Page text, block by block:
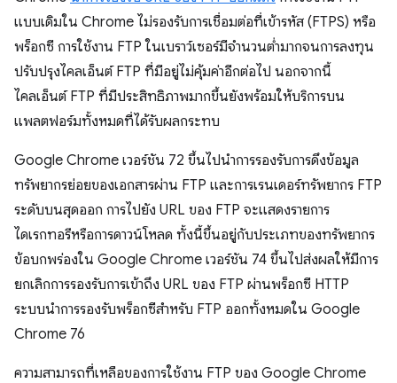
แบบเดิมใน Chrome ไม่รองรับการเชื่อมต่อที่เข้ารหัส (FTPS) หรือ
พร็อกซี การใช้งาน FTP ในเบราว์เซอร์มีจำนวนต่ำมากจนการลงทุน
ปรับปรุงไคลเอ็นต์ FTP ที่มีอยู่ไม่คุ้มค่าอีกต่อไป นอกจากนี้
ไคลเอ็นต์ FTP ที่มีประสิทธิภาพมากขึ้นยังพร้อมให้บริการบน
แพลตฟอร์มทั้งหมดที่ได้รับผลกระทบ
Google Chrome เวอร์ชัน 72 ขึ้นไปนําการรองรับการดึงข้อมูล
ทรัพยากรย่อยของเอกสารผ่าน FTP และการเรนเดอร์ทรัพยากร FTP
ระดับบนสุดออก การไปยัง URL ของ FTP จะแสดงรายการ
ไดเรกทอรีหรือการดาวน์โหลด ทั้งนี้ขึ้นอยู่กับประเภทของทรัพยากร
ข้อบกพร่องใน Google Chrome เวอร์ชัน 74 ขึ้นไปส่งผลให้มีการ
ยกเลิกการรองรับการเข้าถึง URL ของ FTP ผ่านพร็อกซี HTTP
ระบบนำการรองรับพร็อกซีสำหรับ FTP ออกทั้งหมดใน Google
Chrome 76
ความสามารถที่เหลือของการใช้งาน FTP ของ Google Chrome